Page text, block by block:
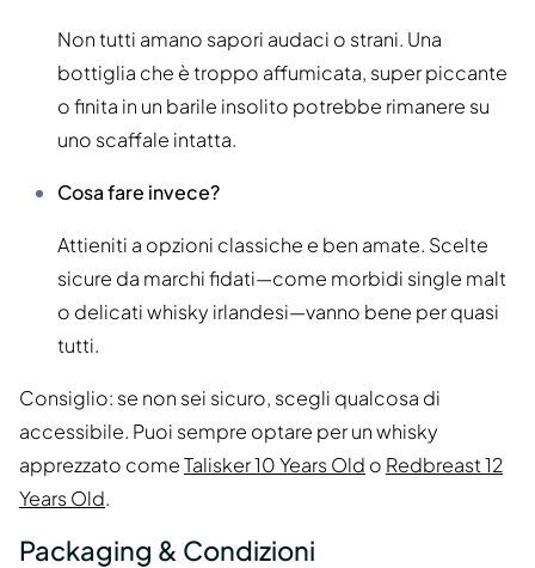
Non tutti amano sapori audaci o strani. Una
bottiglia che è troppo affumicata, super piccante
o finita in un barile insolito potrebbe rimanere su
uno scaffale intatta.
Cosa fare invece?
Attieniti a opzioni classiche e ben amate. Scelte
sicure da marchi fidati—come morbidi single malt
o delicati whisky irlandesi—vanno bene per quasi
tutti.
Consiglio: se non sei sicuro, scegli qualcosa di
accessibile. Puoi sempre optare per un whisky
apprezzato comeTalisker 10 Years Old o Redbreast 12
Years Old.
Packaging & Condizioni